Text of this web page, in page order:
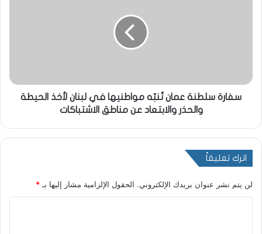
سفارة سلطنة عمان تُنبّه مواطنيها في لبنان لأخذ الحيطة
والحذر والابتعاد عن مناطق الاشتباكات
اترك تعليقاً
لن يتم نشر عنوان بريدك الإلكتروني. الحقول الإلزامية مشار إليها بـ*